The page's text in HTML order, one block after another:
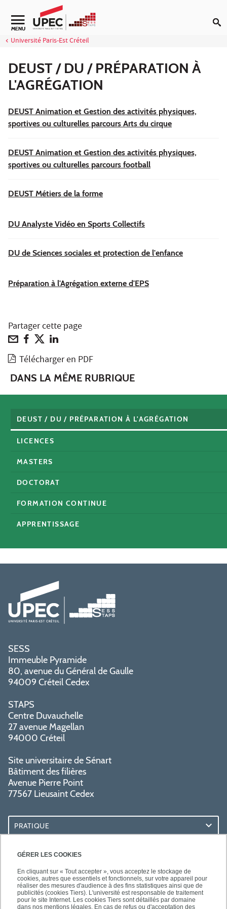
GÉRER LES COOKIES
En cliquant sur « Tout accepter », vous acceptez le stockage de
cookies, autres que essentiels et fonctionnels, sur votre appareil pour
réaliser des mesures d'audience à des fins statistiques ainsi que de
publicités (cookies Tiers). L'université est responsable de traitement
pour le site Internet. Les cookies Tiers sont détaillés par domaine
dans nos mentions légales. En cas de refus ou d'acceptation des
Aller au contenu
Navigation secondaire
MENU
Université Paris-Est Créteil
DEUST / DU / PRÉPARATION À
L'AGRÉGATION
DEUST Animation et Gestion des activités physiques,
sportives ou culturelles parcours Arts du cirque
DEUST Animation et Gestion des activités physiques,
sportives ou culturelles parcours football
DEUST Métiers de la forme
DU Analyste Vidéo en Sports Collectifs
DU de Sciences sociales et protection de l'enfance
Préparation à l'Agrégation externe d'EPS
Partager cette page
Télécharger en PDF
DANS LA MÊME RUBRIQUE
DEUST / DU / PRÉPARATION À L'AGRÉGATION
LICENCES
MASTERS
DOCTORAT
FORMATION CONTINUE
APPRENTISSAGE
SESS
Immeuble Pyramide
80, avenue du Général de Gaulle
94009 Créteil Cedex
STAPS
Centre Duvauchelle
27 avenue Magellan
94000 Créteil
Site universitaire de Sénart
Bâtiment des filières
Avenue Pierre Point
77567 Lieusaint Cedex
PRATIQUE
ACCÈS RAPIDES
SUIVEZ-NOUS